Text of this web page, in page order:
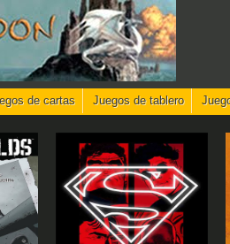
de cartas Juegos de tablero